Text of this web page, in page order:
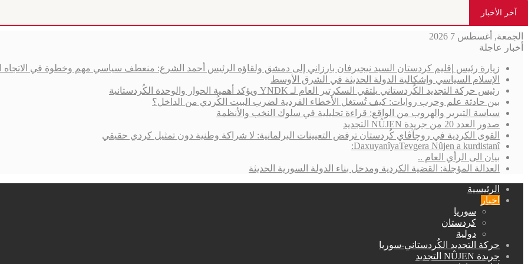
آخر الأخبار
الجمعة, أغسطس 7 2026
أخبار عاجلة
زيارة رئيس إقليم كردستان السيد نيجيرفان بارزاني إلى دمشق ولقاؤه الرئيس أحمد الشرع: منعطف سياسي مهم وخطوة في الاتجاه
الإسلام السياسي وإشكالية الدولة الحديثة في الشرق الأوسط
رئيس حركة التجديد الكُردستاني يلتقي السكرتير العام لـ YNDK ويؤكد أهمية الحوار والوحدة الكُردستانية
بين حادثة علم وحرب روايات: كيف تُستغل الأخطاء الفردية لضرب البيت الكُردي من الداخل؟
سياسة التبرير والهروب من الواقع: قراءة تحليلية في سلوك النخب والأنظمة
صدور العدد 20 من جريدة NÛJEN التجديد
القوى الكردية في روچآڤاي كُردستان ترفض التعيينات البرلمانية: لا شراكة وطنية دون تمثيل كردي حقيقي
DaxuyanîyaTevgera Nûjen a kurdistanî:
بيان الى الرأي العام ..
العدالة المؤجلة: القضية الكردية ومدخل بناء الدولة السورية الحديثة
الرئيسية
اخبار
سوريا
كردستان
دولية
حركة التجديد الكُردستاني-سوريا
جريدة NÛJEN التجديد